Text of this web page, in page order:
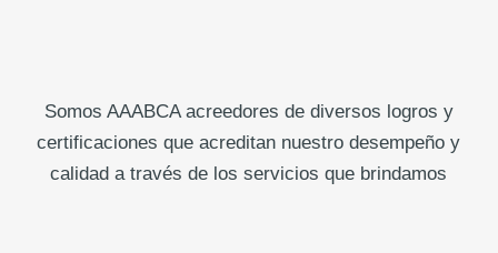
Somos AAABCA acreedores de diversos logros y
certificaciones que acreditan nuestro desempeño y
calidad a través de los servicios que brindamos